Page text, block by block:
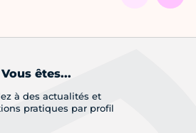
Vous êtes...
à des actualités et
pratiques par profil